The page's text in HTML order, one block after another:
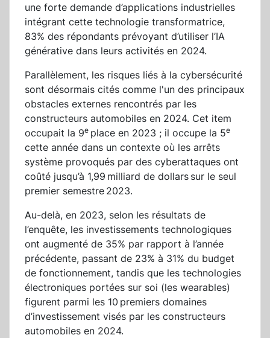
une forte demande d’applications industrielles
intégrant cette technologie transformatrice,
83% des répondants prévoyant d’utiliser l’IA
générative dans leurs activités en 2024.
Parallèlement, les risques liés à la cybersécurité
sont désormais cités comme l'un des principaux
obstacles externes rencontrés par les
constructeurs automobiles en 2024. Cet item
occupait la 9e place en 2023 ; il occupe la 5e
cette année dans un contexte où les arrêts
système provoqués par des cyberattaques ont
coûté jusqu’à 1,99 milliard de dollars sur le seul
premier semestre 2023.
Au-delà, en 2023, selon les résultats de
l’enquête, les investissements technologiques
ont augmenté de 35% par rapport à l’année
précédente, passant de 23% à 31% du budget
de fonctionnement, tandis que les technologies
électroniques portées sur soi (les wearables)
figurent parmi les 10 premiers domaines
d’investissement visés par les constructeurs
automobiles en 2024.